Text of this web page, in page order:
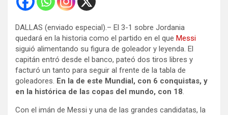
DALLAS (enviado especial).– El 3-1 sobre Jordania
quedará en la historia como el partido en el que Messi
siguió alimentando su figura de goleador y leyenda. El
capitán entró desde el banco, pateó dos tiros libres y
facturó un tanto para seguir al frente de la tabla de
goleadores. En la de este Mundial, con 6 conquistas, y
en la histórica de las copas del mundo, con 18
Con el imán de Messi y una de las grandes candidatas, la